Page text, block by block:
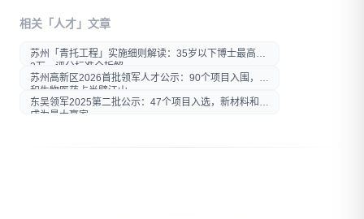
在微信内打开后分享给好友或
相关「人才」文章
苏州「青托工程」实施细则解读：35岁以下博士最高拿
2万，评分标准全拆解
苏州高新区2026首批领军人才公示：90个项目入围，AI
和生物医药占半壁江山
东吴领军2025第二批公示：47个项目入选，新材料和AI
成为最大赢家